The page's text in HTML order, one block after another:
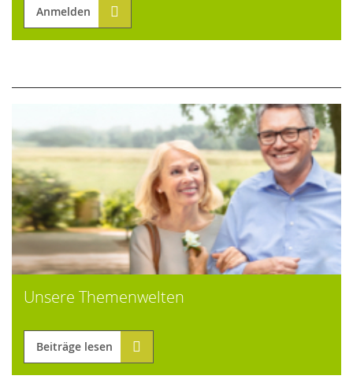
Anmelden
Unsere Themenwelten
Beiträge lesen